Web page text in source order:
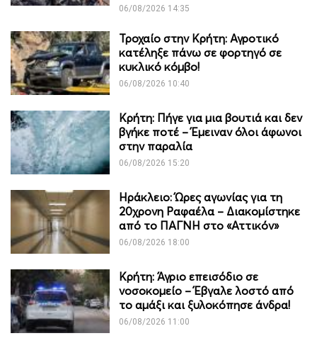
06/08/2026 14:35
Τροχαίο στην Κρήτη: Αγροτικό
κατέληξε πάνω σε φορτηγό σε
κυκλικό κόμβο!
06/08/2026 10:40
Κρήτη: Πήγε για μια βουτιά και δεν
βγήκε ποτέ – Έμειναν όλοι άφωνοι
στην παραλία
06/08/2026 15:20
Ηράκλειο: Ώρες αγωνίας για τη
20χρονη Ραφαέλα – Διακομίστηκε
από το ΠΑΓΝΗ στο «Αττικόν»
06/08/2026 18:00
Κρήτη: Άγριο επεισόδιο σε
νοσοκομείο – Έβγαλε λοστό από
το αμάξι και ξυλοκόπησε άνδρα!
06/08/2026 11:00